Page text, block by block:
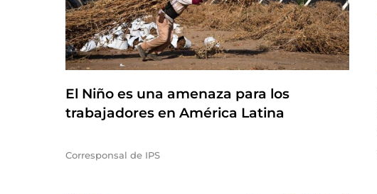
El Niño es una amenaza para los
trabajadores en América Latina
Corresponsal de IPS